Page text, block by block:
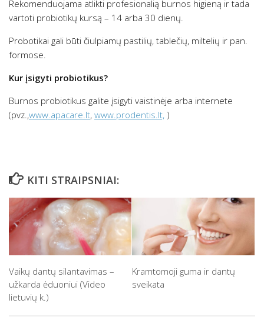
Rekomenduojama atlikti profesionalią burnos higieną ir tada
vartoti probiotikų kursą – 14 arba 30 dienų.
Probotikai gali būti čiulpiamų pastilių, tablečių, miltelių ir pan.
formose.
Kur įsigyti probiotikus?
Burnos probiotikus galite įsigyti vaistinėje arba internete
(pvz.,www.apacare.lt, www.prodentis.lt, )
KITI STRAIPSNIAI:
Vaikų dantų silantavimas –
užkarda ėduoniui (Video
lietuvių k.)
Kramtomoji guma ir dantų
sveikata